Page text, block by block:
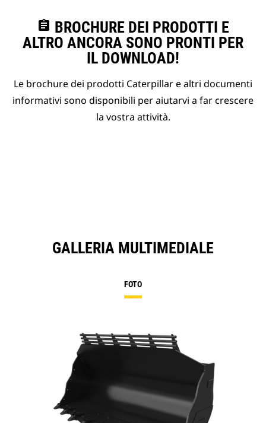
assignment BROCHURE DEI PRODOTTI E
ALTRO ANCORA SONO PRONTI PER
IL DOWNLOAD!
Le brochure dei prodotti Caterpillar e altri documenti
informativi sono disponibili per aiutarvi a far crescere
la vostra attività.
GALLERIA MULTIMEDIALE
FOTO